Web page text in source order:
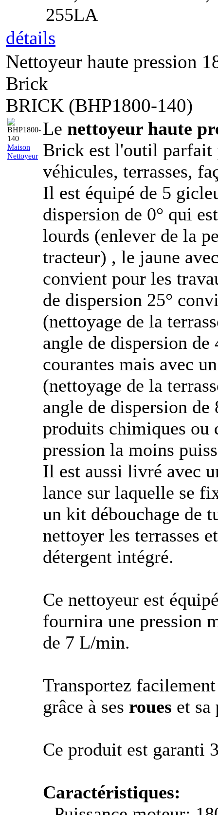
255LA
détails
Nettoyeur haute pression
Brick
BRICK (BHP1800-140)
Maison
Nettoyeur
Le nettoyeur haute
Brick est l'outil parfait
véhicules, terrasses,
Il est équipé de 5
dispersion de 0° qui
lourds (enlever de la
tracteur) , le jaune
convient pour les
de dispersion 25°
(nettoyage de la
angle de dispersion de
courantes mais avec
(nettoyage de la
angle de dispersion
produits chimiques ou
pression la moins
Il est aussi livré avec
lance sur laquelle se
un kit débouchage de
nettoyer les terrasses
détergent intégré.
Ce nettoyeur est
fournira une pression
de 7 L/min.
Transportez
grâce à ses roues et sa
Ce produit est garanti
Caractéristiques: